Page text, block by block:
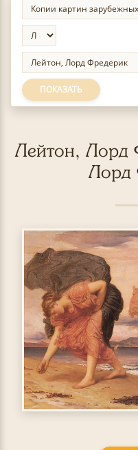
ПОКАЗАТЬ
Лейтон, Лорд
Лорд